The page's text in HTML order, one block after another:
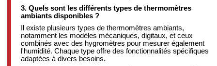
3. Quels sont les différents types de thermomètres
ambiants disponibles ?
Il existe plusieurs types de thermomètres ambiants,
notamment les modèles mécaniques, digitaux, et ceux
combinés avec des hygromètres pour mesurer également
l'humidité. Chaque type offre des fonctionnalités spécifiques
adaptées à divers besoins.